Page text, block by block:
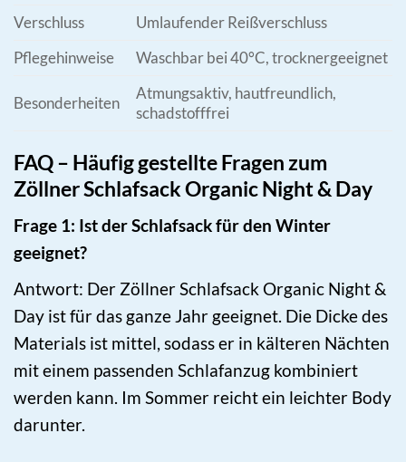
Verschluss
Umlaufender Reißverschluss
Pflegehinweise
Waschbar bei 40°C, trocknergeeignet
Besonderheiten
Atmungsaktiv, hautfreundlich,
schadstofffrei
FAQ – Häufig gestellte Fragen zum
Zöllner Schlafsack Organic Night & Day
Frage 1: Ist der Schlafsack für den Winter
geeignet?
Antwort: Der Zöllner Schlafsack Organic Night &
Day ist für das ganze Jahr geeignet. Die Dicke des
Materials ist mittel, sodass er in kälteren Nächten
mit einem passenden Schlafanzug kombiniert
werden kann. Im Sommer reicht ein leichter Body
darunter.